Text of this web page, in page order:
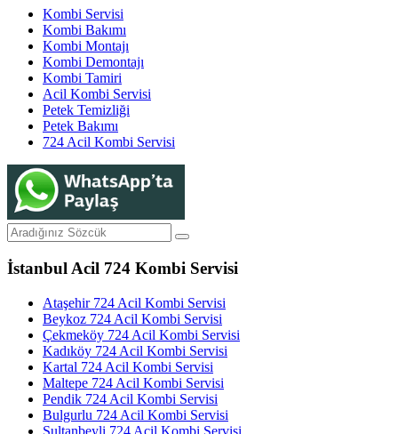
Kombi Servisi
Kombi Bakımı
Kombi Montajı
Kombi Demontajı
Kombi Tamiri
Acil Kombi Servisi
Petek Temizliği
Petek Bakımı
724 Acil Kombi Servisi
İstanbul Acil 724 Kombi Servisi
Ataşehir 724 Acil Kombi Servisi
Beykoz 724 Acil Kombi Servisi
Çekmeköy 724 Acil Kombi Servisi
Kadıköy 724 Acil Kombi Servisi
Kartal 724 Acil Kombi Servisi
Maltepe 724 Acil Kombi Servisi
Pendik 724 Acil Kombi Servisi
Bulgurlu 724 Acil Kombi Servisi
Sultanbeyli 724 Acil Kombi Servisi